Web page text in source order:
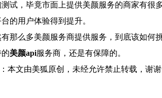
试，毕竟市面上提供美颜服务的商家有很
的用户体验得到提升。
那么多美颜服务商提供服务，到底该如何
美颜api服务商，还是有保障的。
本文由美狐原创，未经允许禁止转载，谢谢